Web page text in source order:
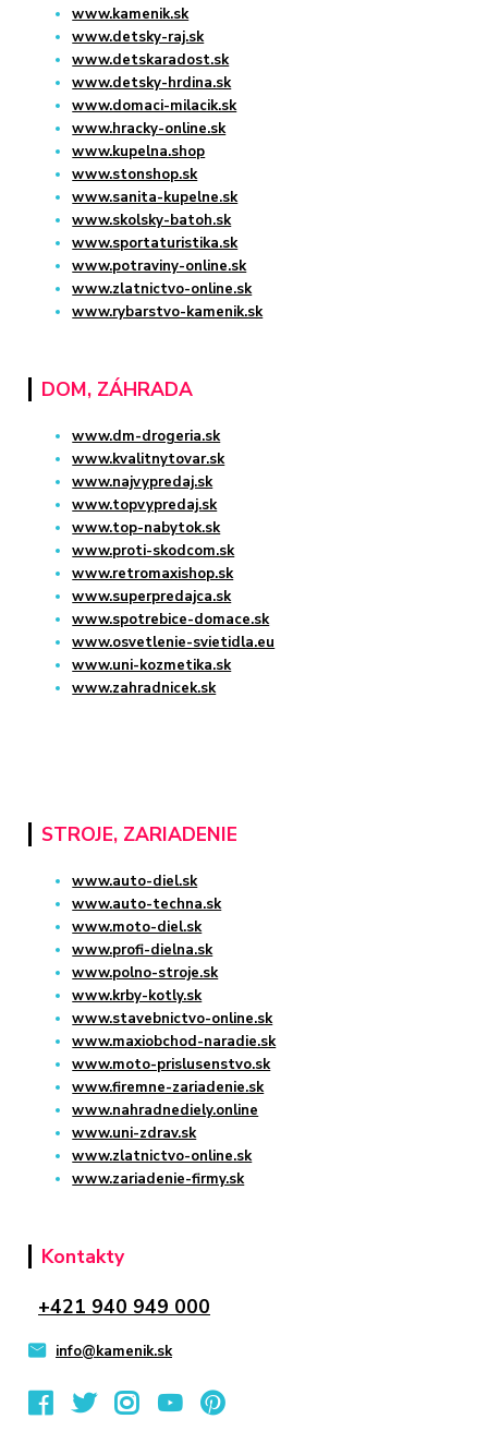
www.kamenik.sk
www.detsky-raj.sk
www.detskaradost.sk
www.detsky-hrdina.sk
www.domaci-milacik.sk
www.hracky-online.sk
www.kupelna.shop
www.stonshop.sk
www.sanita-kupelne.sk
www.skolsky-batoh.sk
www.sportaturistika.sk
www.potraviny-online.sk
www.zlatnictvo-online.sk
www.rybarstvo-kamenik.sk
DOM, ZÁHRADA
www.dm-drogeria.sk
www.kvalitnytovar.sk
www.najvypredaj.sk
www.topvypredaj.sk
www.top-nabytok.sk
www.proti-skodcom.sk
www.retromaxishop.sk
www.superpredajca.sk
www.spotrebice-domace.sk
www.osvetlenie-svietidla.eu
www.uni-kozmetika.sk
www.zahradnicek.sk
STROJE, ZARIADENIE
www.auto-diel.sk
www.auto-techna.sk
www.moto-diel.sk
www.profi-dielna.sk
www.polno-stroje.sk
www.krby-kotly.sk
www.stavebnictvo-online.sk
www.maxiobchod-naradie.sk
www.moto-prislusenstvo.sk
www.firemne-zariadenie.sk
www.nahradnediely.online
www.uni-zdrav.sk
www.zlatnictvo-online.sk
www.zariadenie-firmy.sk
Kontakty
+421 940 949 000
info@kamenik.sk